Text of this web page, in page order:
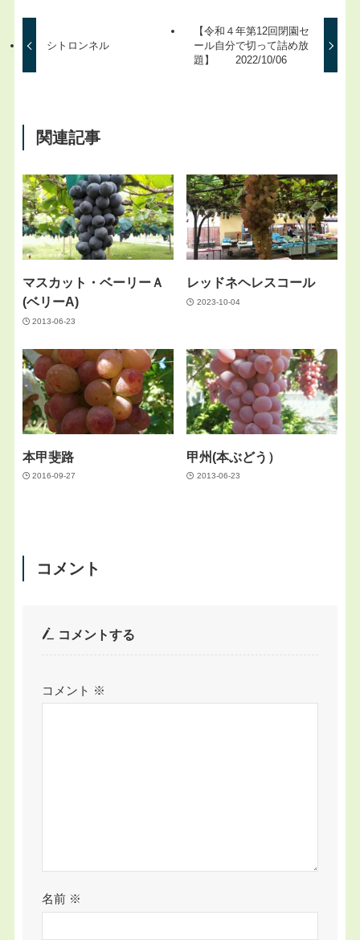
シトロンネル
【令和４年第12回閉園セ
ール自分で切って詰め放
題】 2022/10/06
関連記事
マスカット・ベーリーＡ
(ベリーA)
2013-06-23
レッドネヘレスコール
2023-10-04
本甲斐路
2016-09-27
甲州(本ぶどう）
2013-06-23
コメント
コメントする
コメント ※
名前 ※